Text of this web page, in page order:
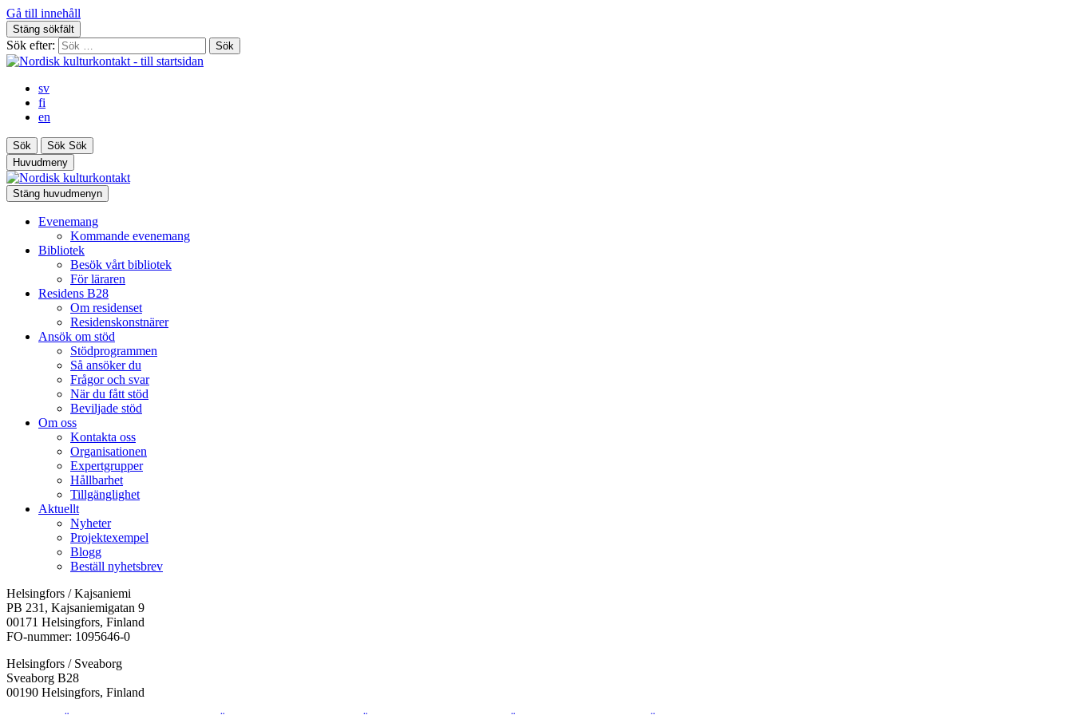
Gå till innehåll
Stäng sökfält
Sök efter:
sv
fi
en
Sök Sök Sök
Huvudmeny
Stäng huvudmenyn
Evenemang
Kommande evenemang
Bibliotek
Besök vårt bibliotek
För läraren
Residens B28
Om residenset
Residenskonstnärer
Ansök om stöd
Stödprogrammen
Så ansöker du
Frågor och svar
När du fått stöd
Beviljade stöd
Om oss
Kontakta oss
Organisationen
Expertgrupper
Hållbarhet
Tillgänglighet
Aktuellt
Nyheter
Projektexempel
Blogg
Beställ nyhetsbrev
Helsingfors / Kajsaniemi
PB 231, Kajsaniemigatan 9
00171 Helsingfors, Finland
FO-nummer: 1095646-0
Helsingfors / Sveaborg
Sveaborg B28
00190 Helsingfors, Finland